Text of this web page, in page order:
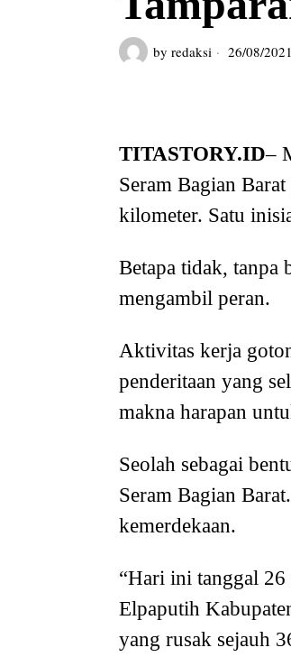
by redaksi 26/08/2021
TITASTORY.ID–
Seram Bagian
kilometer. Satu
Betapa tidak, tanpa
mengambil peran.
Aktivitas kerja
penderitaan yang
makna harapan
Seolah sebagai
Seram Bagian
kemerdekaan.
“Hari ini tanggal 26
Elpaputih
yang rusak sejauh